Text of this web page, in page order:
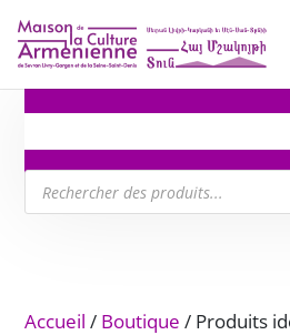
Recherche
de
produits
Accueil / Boutique / Produits